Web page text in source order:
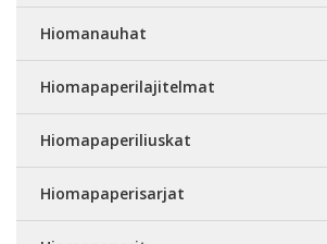
Hiomanauhat
Hiomapaperilajitelmat
Hiomapaperiliuskat
Hiomapaperisarjat